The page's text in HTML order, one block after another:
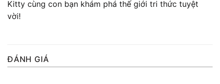
Kitty cùng con bạn khám phá thế giới tri thức tuyệt
vời!
ĐÁNH GIÁ